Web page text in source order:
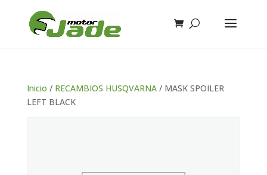
Inicio / RECAMBIOS HUSQVARNA/ MASK SPOILER
LEFT BLACK